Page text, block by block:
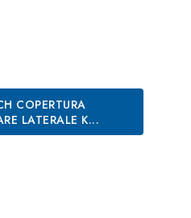
COPERTURA
LATERALE K...